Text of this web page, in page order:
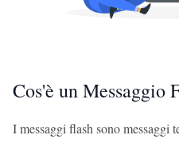
Cos'è un Messaggio
I messaggi flash sono messaggi